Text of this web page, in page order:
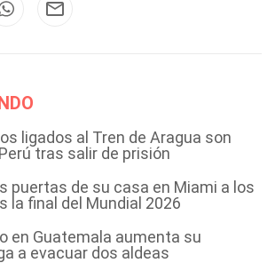
ligados al Tren de Aragua son
tras salir de prisión
puertas de su casa en Miami a los
la final del Mundial 2026
en Guatemala aumenta su
a evacuar dos aldeas